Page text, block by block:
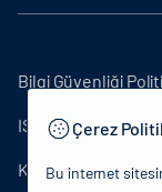
Bilgi Güvenliği
ISO27001
KVKK Aydınlatma
Çerez
Bu internet